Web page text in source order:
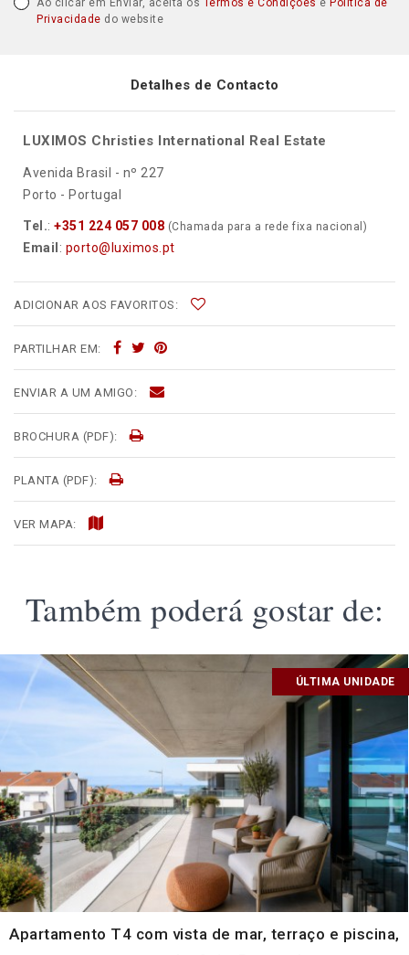
Ao clicar em Enviar, aceita os Termos e Condições e Política de
Privacidade do website
Detalhes de Contacto
LUXIMOS Christies International Real Estate
Avenida Brasil - nº 227
Porto - Portugal
Tel.: +351 224 057 008 (Chamada para a rede fixa nacional)
Email : porto@luximos.pt
ADICIONAR AOS FAVORITOS:
PARTILHAR EM:
ENVIAR A UM AMIGO:
BROCHURA (PDF):
PLANTA (PDF):
VER MAPA:
Também poderá gostar de:
ÚLTIMA UNIDADE
Apartamento T4 com vista de mar, terraço e piscina,